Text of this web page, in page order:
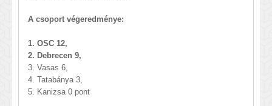
A csoport végeredménye:
1. OSC 12,
2. Debrecen 9,
3. Vasas 6,
4. Tatabánya 3,
5. Kanizsa 0 pont